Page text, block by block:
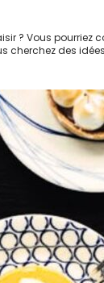
Vous pourriez
cherchez des